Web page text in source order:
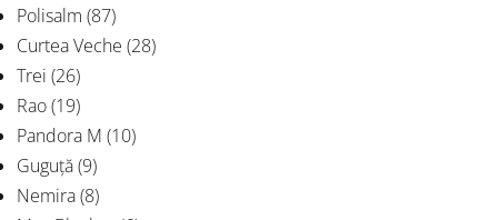
Polisalm (87)
Curtea Veche (28)
Trei (26)
Rao(19)
Pandora M (10)
Guguță(9)
Nemira(8)